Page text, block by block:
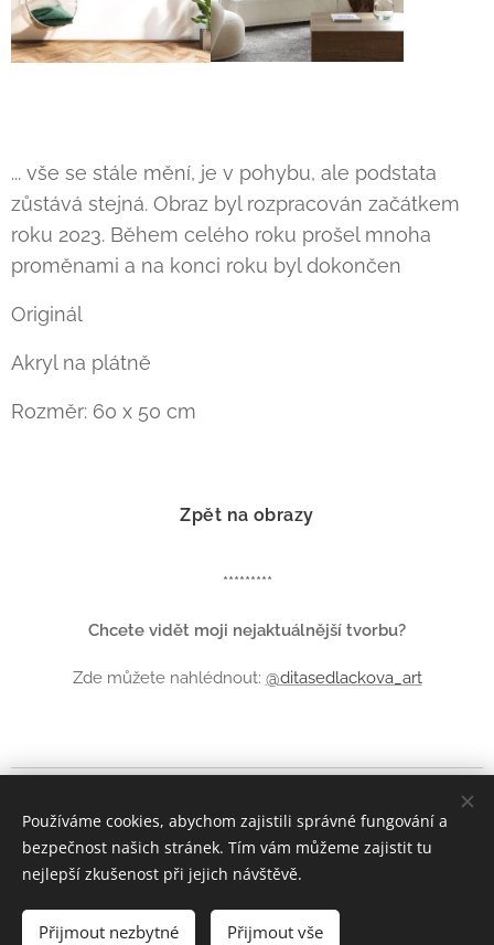
... vše se stále mění, je v pohybu, ale podstata
zůstává stejná. Obraz byl rozpracován začátkem
roku 2023. Během celého roku prošel mnoha
proměnami a na konci roku byl dokončen
Originál
Akryl na plátně
Rozměr: 60 x 50 cm
Zpět na obrazy
*********
Chcete vidět moji nejaktuálnější tvorbu?
Zde můžete nahlédnout: @ditasedlackova_art
© Dita Sedláčková 2022
Instagram Facebook
Používáme cookies, abychom zajistili správné fungování a
bezpečnost našich stránek. Tím vám můžeme zajistit tu
nejlepší zkušenost při jejich návštěvě.
Přijmout nezbytné Přijmout vše